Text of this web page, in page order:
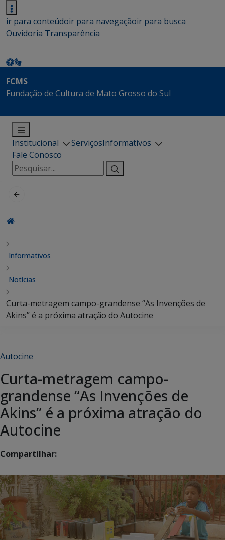
ir para conteúdoir para navegaçãoir para busca
Ouvidoria Transparência
FCMS
Fundação de Cultura de Mato Grosso do Sul
Institucional ServiçosInformativos
Fale Conosco
Pesquisar
por:
Informativos
Notícias
Curta-metragem campo-grandense “As Invenções de
Akins” é a próxima atração do Autocine
Autocine
Curta-metragem campo-
grandense “As Invenções de
Akins” é a próxima atração do
Autocine
Compartilhar: